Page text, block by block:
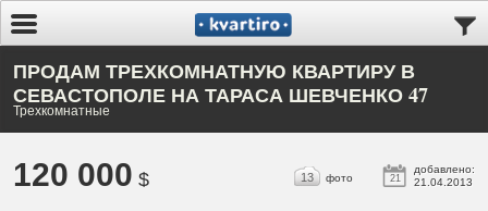
ПРОДАМ ТРЕХКОМНАТНУЮ КВАРТИРУ В
СЕВАСТОПОЛЕ НА ТАРАСА ШЕВЧЕНКО 47
Трехкомнатные
120 000 $ 21
добавлено:
21.04.2013
13 фото